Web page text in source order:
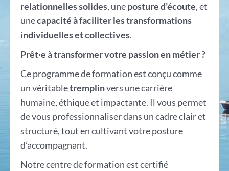
relationnelles solides, uneposture d’écoute, et
unecapacité à faciliter les transformations
individuelles et collectives.
Prêt·e à transformer votre passion en métier ?
Ce programme de formation est conçu comme
un véritabletremplinvers une carrière
humaine, éthique et impactante. Il vous permet
de vous professionnaliser dans un cadre clair et
structuré, tout en cultivant votre posture
d’accompagnant.
Notre centre de formation est certifié